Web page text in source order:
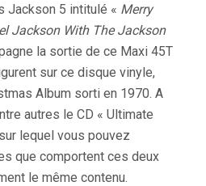
Jackson 5 intitulé « Merry
Jackson With The Jackson
la sortie de ce Maxi 45T
sur ce disque vinyle,
Album sorti en 1970. A
autres le CD « Ultimate
lequel vous pouvez
que comportent ces deux
le même contenu.